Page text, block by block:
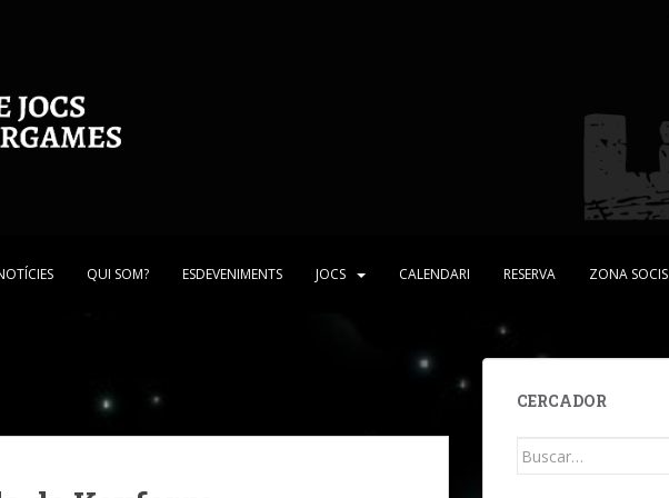
QUI SOM? ESDEVENIMENTS JOCS CALENDARI RESERVA ZONA SOCIS
CERCADOR
Buscar: